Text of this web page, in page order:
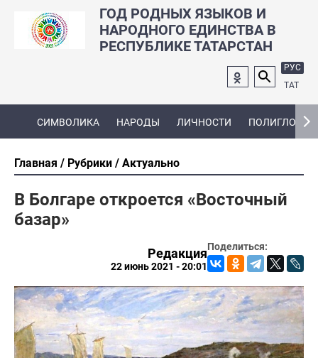
ГОД РОДНЫХ ЯЗЫКОВ И
НАРОДНОГО ЕДИНСТВА В
РЕСПУБЛИКЕ ТАТАРСТАН
РУС
ТАТ
СИМВОЛИКА НАРОДЫ ЛИЧНОСТИ ПОЛИГЛОТ
Главная Рубрики Актуально
В Болгаре откроется «Восточный
базар»
Поделиться:
Редакция
22 июнь 2021 - 20:01